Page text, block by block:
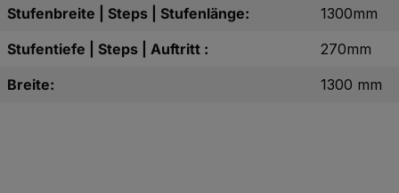
Stufenbreite | Steps | Stufenlänge:
1300mm
Stufentiefe | Steps | Auftritt :
270mm
Breite:
1300 mm